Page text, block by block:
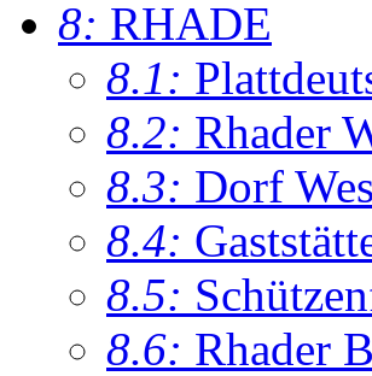
8: RHADE
8.1:
8.2: Rhader
8.3: Dorf
8.4:
8.5:
8.6: Rhader